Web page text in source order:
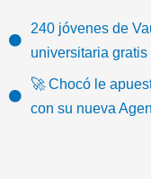
t
o
k
e
b
o
o
k
240 jóvenes de
universitaria
🚀 Chocó le
con su nueva